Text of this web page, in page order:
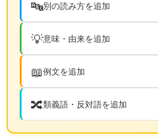
🔤別の読み方を追加
💡意味・由来を追加
📖例文を追加
🔀類義語・反対語を追加